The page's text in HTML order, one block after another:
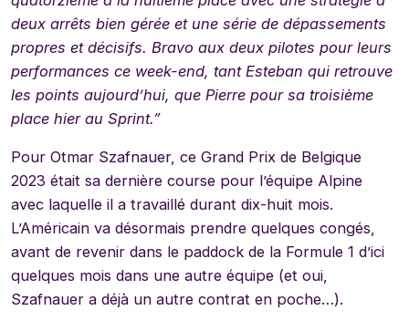
deux arrêts bien gérée et une série de dépassements
propres et décisifs. Bravo aux deux pilotes pour leurs
performances ce week-end, tant Esteban qui retrouve
les points aujourd’hui, que Pierre pour sa troisième
place hier au Sprint.”
Pour Otmar Szafnauer, ce Grand Prix de Belgique
2023 était sa dernière course pour l’équipe Alpine
avec laquelle il a travaillé durant dix-huit mois.
L’Américain va désormais prendre quelques congés,
avant de revenir dans le paddock de la Formule 1 d’ici
quelques mois dans une autre équipe (et oui,
Szafnauer a déjà un autre contrat en poche…).